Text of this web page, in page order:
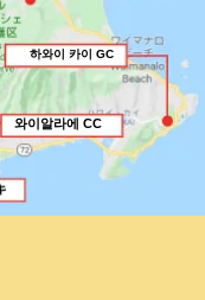
하와이 카이 GC
와이알라에 CC